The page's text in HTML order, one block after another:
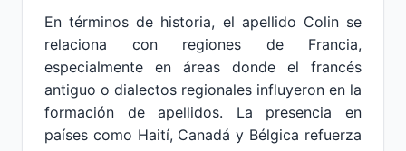
En términos de historia, el apellido Colin se
relaciona con regiones de Francia,
especialmente en áreas donde el francés
antiguo o dialectos regionales influyeron en la
formación de apellidos. La presencia en
países como Haití, Canadá y Bélgica refuerza